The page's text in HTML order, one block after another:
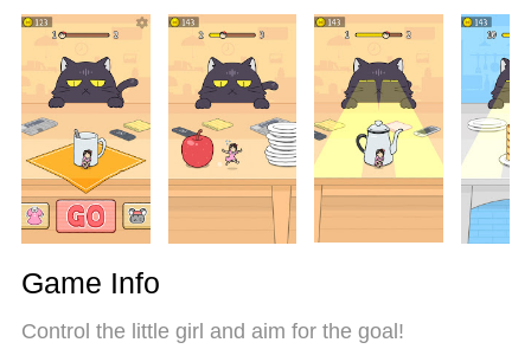
одночасно дозволяє відкрити 2 або більше
рахунків. І найголовніше, наш ексклюзивний
емуляційний двигун може вивільнити весь
потенціал вашого ПК, зробити все гладким і
приємним.
Game Info
Control the little girl and aim for the goal!